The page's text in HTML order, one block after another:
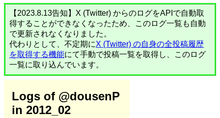
【2023.8.13告知】X (Twitter) からのログをAPIで自動取
得することができなくなったため、このログ一覧も自動
で更新されなくなりました。
代わりとして、不定期にX (Twitter) の自身の全投稿履歴
を取得する機能にて手動で投稿一覧を取得し、このログ
一覧に取り込んでいます。
Logs of @dousenP
in 2012_02